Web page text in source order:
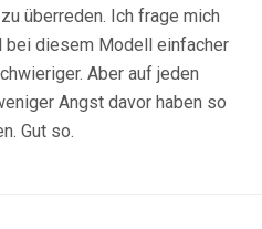
überreden. Ich frage mich
diesem Modell einfacher
Aber auf jeden
Angst davor haben so
Gut so.